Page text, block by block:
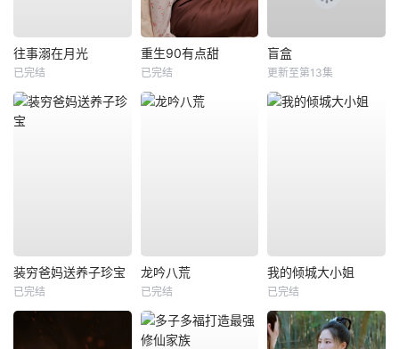
往事溺在月光
已完结
重生90有点甜
已完结
盲盒
更新至第13集
装穷爸妈送养子珍宝
已完结
龙吟八荒
已完结
我的倾城大小姐
已完结